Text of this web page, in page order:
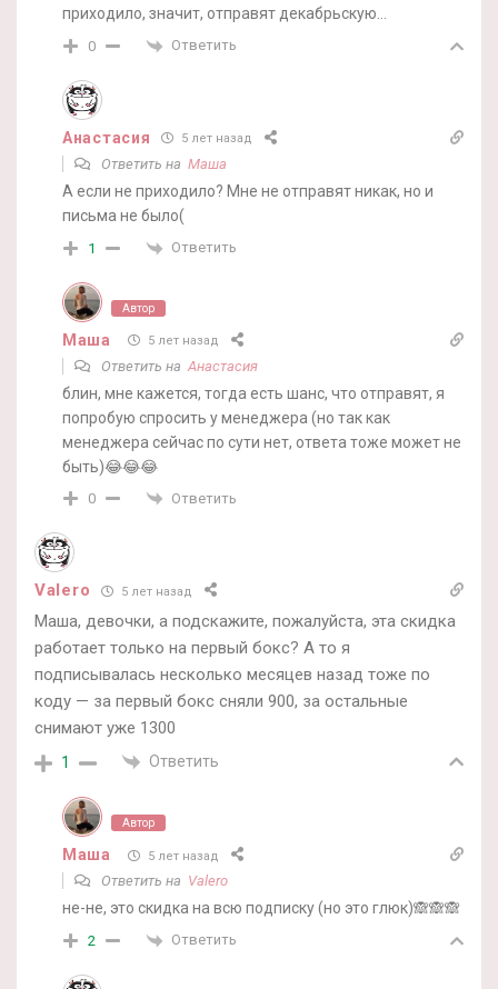
приходило, значит, отправят декабрьскую…
0 Ответить
Анастасия 5 лет назад
Ответить на Маша
А если не приходило? Мне не отправят никак, но и
письма не было(
1 Ответить
Автор
Маша 5 лет назад
Ответить на Анастасия
блин, мне кажется, тогда есть шанс, что отправят, я
попробую спросить у менеджера (но так как
менеджера сейчас по сути нет, ответа тоже может не
быть)😂😂😂
0 Ответить
Valero 5 лет назад
Маша, девочки, а подскажите, пожалуйста, эта скидка
работает только на первый бокс? А то я
подписывалась несколько месяцев назад тоже по
коду — за первый бокс сняли 900, за остальные
снимают уже 1300
1 Ответить
Автор
Маша 5 лет назад
Ответить на Valero
не-не, это скидка на всю подписку (но это глюк)🙈🙈🙈
2 Ответить